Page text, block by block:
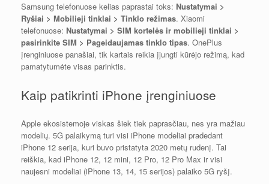
Samsung telefonuose kelias paprastai toks: Nustatymai >
Ryšiai > Mobilieji tinklai > Tinklo režimas. Xiaomi
telefonuose: Nustatymai > SIM kortelės ir mobilieji tinklai >
pasirinkite SIM > Pageidaujamas tinklo tipas. OnePlus
įrenginiuose panašiai, tik kartais reikia įjungti kūrėjo režimą, kad
pamatytumėte visas parinktis.
Kaip patikrinti iPhone įrenginiuose
Apple ekosistemoje viskas šiek tiek paprasčiau, nes yra mažiau
modelių. 5G palaikymą turi visi iPhone modeliai pradedant
iPhone 12 serija, kuri buvo pristatyta 2020 metų rudenį. Tai
reiškia, kad iPhone 12, 12 mini, 12 Pro, 12 Pro Max ir visi
naujesni modeliai (iPhone 13, 14, 15 serijos) palaiko 5G ryšį.